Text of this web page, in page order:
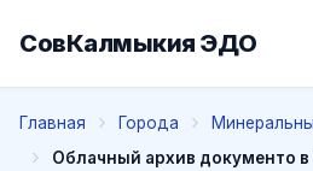
СовКалмыкия ЭДО
Главная Города
Облачный архив документо